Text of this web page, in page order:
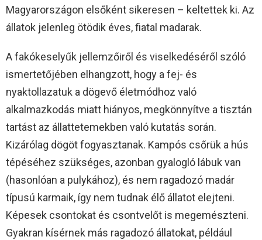
Magyarországon elsőként sikeresen – keltettek ki. Az
állatok jelenleg ötödik éves, fiatal madarak.
A fakókeselyűk jellemzőiről és viselkedéséről szóló
ismertetőjében elhangzott, hogy a fej- és
nyaktollazatuk a dögevő életmódhoz való
alkalmazkodás miatt hiányos, megkönnyítve a tisztán
tartást az állattetemekben való kutatás során.
Kizárólag dögöt fogyasztanak. Kampós csőrük a hús
tépéséhez szükséges, azonban gyalogló lábuk van
(hasonlóan a pulykához), és nem ragadozó madár
típusú karmaik, így nem tudnak élő állatot elejteni.
Képesek csontokat és csontvelőt is megemészteni.
Gyakran kísérnek más ragadozó állatokat, például